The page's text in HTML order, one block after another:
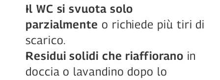
Il WC si svuota solo
parzialmente o richiede più tiri di
scarico.
Residui solidi che riaffiorano in
doccia o lavandino dopo lo